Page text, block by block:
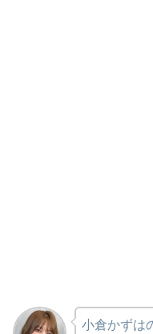
小倉かずは